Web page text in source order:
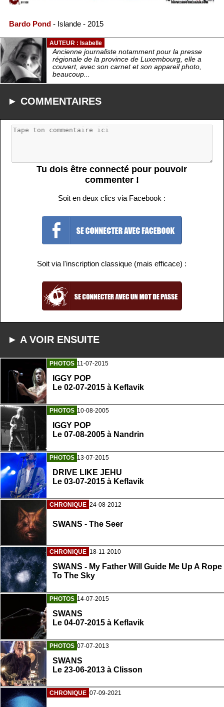
Bardo Pond- Islande - 2015
AUTEUR : Isabelle
Ancienne journaliste notamment pour la presse
régionale de la province de Luxembourg, elle a
couvert, avec son carnet et son appareil photo,
beaucoup...
► COMMENTAIRES
Tu dois être connecté pour pouvoir
commenter !
Soit en deux clics via Facebook :
Soit via l'inscription classique (mais efficace) :
► A VOIR ENSUITE
PHOTOS 11-07-2015
IGGY POP
Le 02-07-2015 à Keflavik
PHOTOS 10-08-2005
IGGY POP
Le 07-08-2005 à Nandrin
PHOTOS 13-07-2015
DRIVE LIKE JEHU
Le 03-07-2015 à Keflavik
CHRONIQUE 24-08-2012
SWANS - The Seer
CHRONIQUE 18-11-2010
SWANS - My Father Will Guide Me Up A Rope
To The Sky
PHOTOS 14-07-2015
SWANS
Le 04-07-2015 à Keflavik
PHOTOS 07-07-2013
SWANS
Le 23-06-2013 à Clisson
CHRONIQUE 07-09-2021